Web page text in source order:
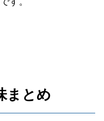
まとめ